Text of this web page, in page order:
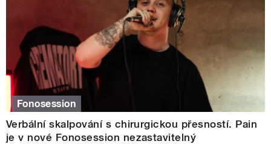
Fonosession
Verbální skalpování s chirurgickou přesností. Pain
je v nové Fonosession nezastavitelný